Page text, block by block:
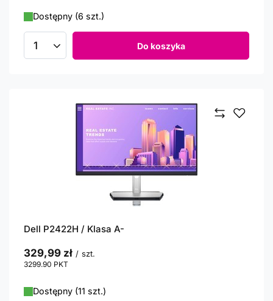
Dostępny (6 szt.)
Ilość produktów Do koszyka
Dell P2422H / Klasa A-
329,99 zł / szt.
3299.90 PKT
Dostępny (11 szt.)